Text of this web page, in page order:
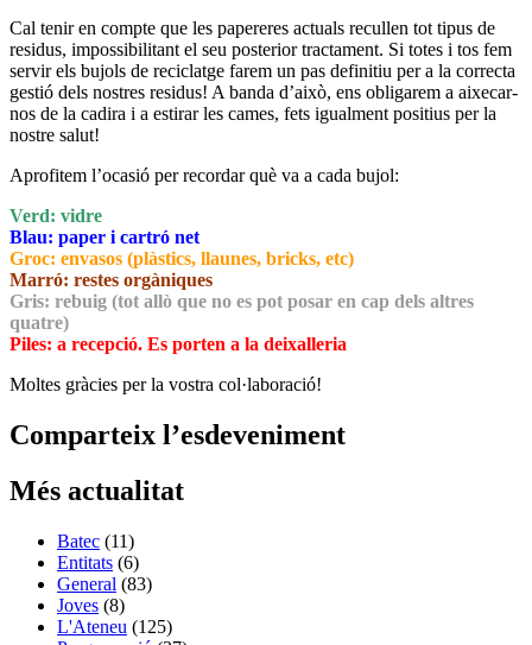
Cal tenir en compte que les papereres actuals recullen tot tipus de
residus, impossibilitant el seu posterior tractament. Si totes i tos fem
servir els bujols de reciclatge farem un pas definitiu per a la correcta
gestió dels nostres residus! A banda d’això, ens obligarem a aixecar-
nos de la cadira i a estirar les cames, fets igualment positius per la
nostre salut!
Aprofitem l’ocasió per recordar què va a cada bujol:
Verd: vidre
Blau: paper i cartró net
Groc: envasos (plàstics, llaunes, bricks, etc)
Marró: restes orgàniques
Gris: rebuig (tot allò que no es pot posar en cap dels altres
quatre)
Piles: a recepció. Es porten a la deixalleria
Moltes gràcies per la vostra col·laboració!
Comparteix l’esdeveniment
Més actualitat
Batec (11)
Entitats (6)
General (83)
Joves (8)
L'Ateneu (125)